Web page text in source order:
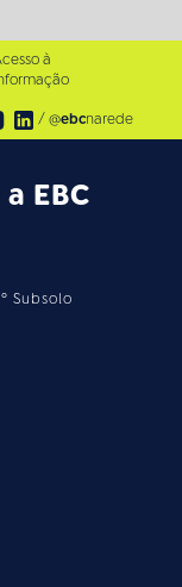
à
/ @ebcnarede
EBC
Subsolo